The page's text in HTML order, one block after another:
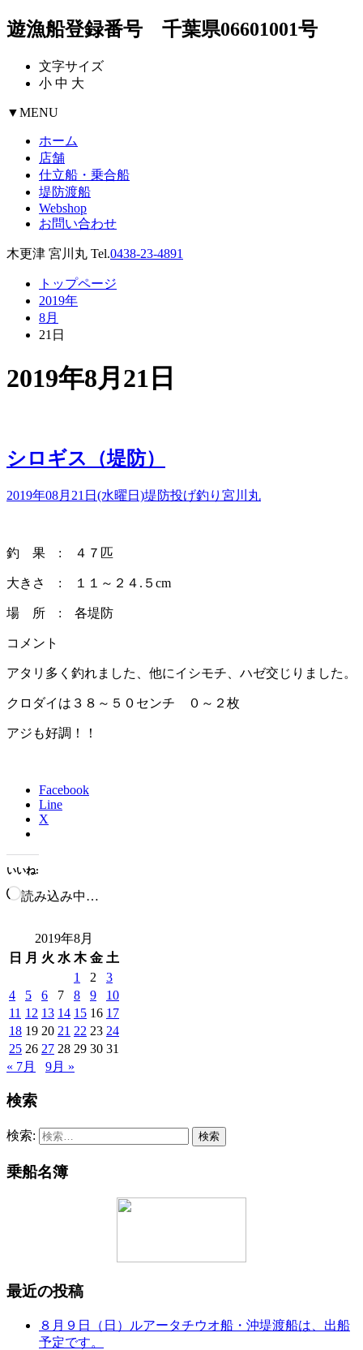
遊漁船登録番号 千葉県06601001号
文字サイズ
小 中 大
▼MENU
ホーム
店舗
仕立船・乗合船
堤防渡船
Webshop
お問い合わせ
木更津 宮川丸 Tel.0438-23-4891
トップページ
2019年
8月
21日
2019年8月21日
シロギス（堤防）
2019年08月21日(水曜日)堤防投げ釣り 宮川丸
釣 果 : ４７匹
大きさ : １１～２４.５cm
場 所 : 各堤防
コメント
アタリ多く釣れました、他にイシモチ、ハゼ交じりました。
クロダイは３８～５０センチ ０～２枚
アジも好調！！
Facebook
Line
X
いいね:
読み込み中…
2019年8月
日
月 火 水 木 金 土
1
2
3
4
5 6 7 8 9
10
11 12 13 14 15 16 17
18 19 20 21 22 23 24
25 26 27 28 29 30 31
« 7月
9月 »
検索
検索:
乗船名簿
最近の投稿
８月９日（日）ルアータチウオ船・沖堤渡船は、出船
予定です。